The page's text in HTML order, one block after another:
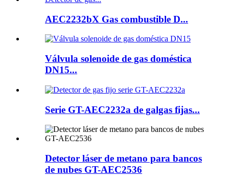
AEC2232bX Gas combustible D...
Válvula solenoide de gas doméstica
DN15...
Serie GT-AEC2232a de galgas fijas...
Detector láser de metano para bancos
de nubes GT-AEC2536